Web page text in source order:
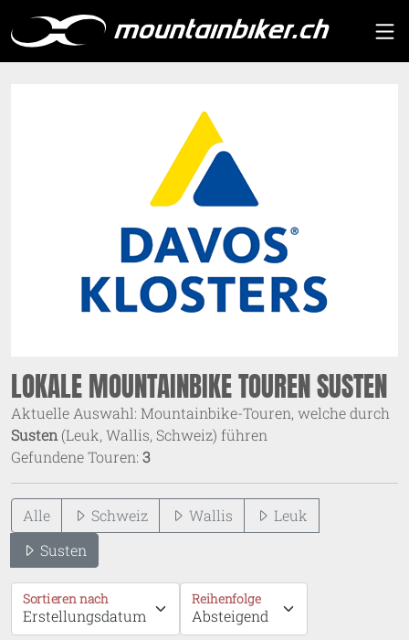
LOKALE MOUNTAINBIKE TOUREN SUSTEN
Aktuelle Auswahl: Mountainbike-Touren, welche durch
Susten(Leuk, Wallis, Schweiz) führen
Gefundene Touren: 3
Alle Schweiz Wallis
Leuk
Susten
Sortieren nach Reihenfolge